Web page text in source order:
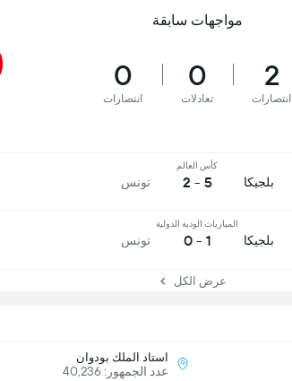
استاد الملك بودوان
عدد الجمهور: 40,236
مواجهات سابقة
2
انتصارات
0
تعادلات
0
انتصارات
بلجيكا
كأس العالم
5 - 2 تونس
بلجيكا
المباريات الودية الدولية
1 - 0 تونس
عرض الكل